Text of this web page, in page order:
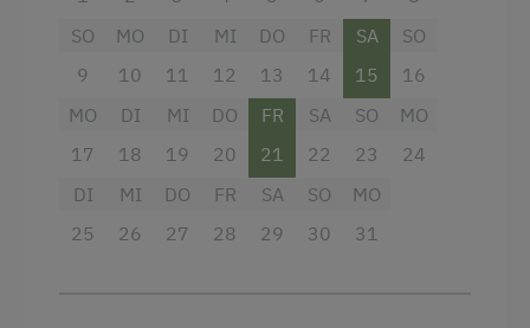
Kinderspielplatz
Spielzeug
Spielzimmer
Ausstattung
Aussicht auf eine Berglandschaft
Balkon/Terrasse
Bettwäsche kann vor Ort gemietet werden
SO
9
MO
10
DI
11
MI
12
DO
13
FR
14
SA
15
SO
16
MO
17
DI
18
MI
19
DO
20
FR
21
SA
22
SO
23
MO
24
DI
25
MI
26
DO
27
FR
28
SA
29
SO
30
MO
31